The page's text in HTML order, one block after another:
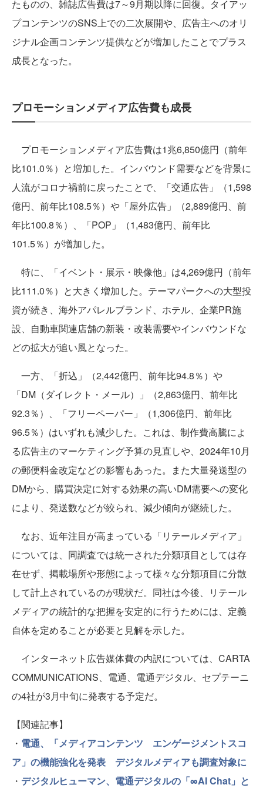
たものの、雑誌広告費は7～9月期以降に回復。タイアッ
プコンテンツのSNS上での二次展開や、広告主へのオリ
ジナル企画コンテンツ提供などが増加したことでプラス
成長となった。
プロモーションメディア広告費も成長
プロモーションメディア広告費は1兆6,850億円（前年
比101.0％）と増加した。インバウンド需要などを背景に
人流がコロナ禍前に戻ったことで、「交通広告」（1,598
億円、前年比108.5％）や「屋外広告」（2,889億円、前
年比100.8％）、「POP」（1,483億円、前年比
101.5％）が増加した。
特に、「イベント・展示・映像他」は4,269億円（前年
比111.0％）と大きく増加した。テーマパークへの大型投
資が続き、海外アパレルブランド、ホテル、企業PR施
設、自動車関連店舗の新装・改装需要やインバウンドな
どの拡大が追い風となった。
一方、「折込」（2,442億円、前年比94.8％）や
「DM（ダイレクト・メール）」（2,863億円、前年比
92.3％）、「フリーペーパー」（1,306億円、前年比
96.5％）はいずれも減少した。これは、制作費高騰によ
る広告主のマーケティング予算の見直しや、2024年10月
の郵便料金改定などの影響もあった。また大量発送型の
DMから、購買決定に対する効果の高いDM需要への変化
により、発送数などが絞られ、減少傾向が継続した。
なお、近年注目が高まっている「リテールメディア」
については、同調査では統一された分類項目としては存
在せず、掲載場所や形態によって様々な分類項目に分散
して計上されているのが現状だ。同社は今後、リテール
メディアの統計的な把握を安定的に行うためには、定義
自体を定めることが必要と見解を示した。
インターネット広告媒体費の内訳については、CARTA
COMMUNICATIONS、電通、電通デジタル、セプテーニ
の4社が3月中旬に発表する予定だ。
【関連記事】
・ 電通、「メディアコンテンツ エンゲージメントスコ
ア」の機能強化を発表 デジタルメディアも調査対象に
・ デジタルヒューマン、電通デジタルの「∞AI Chat」と